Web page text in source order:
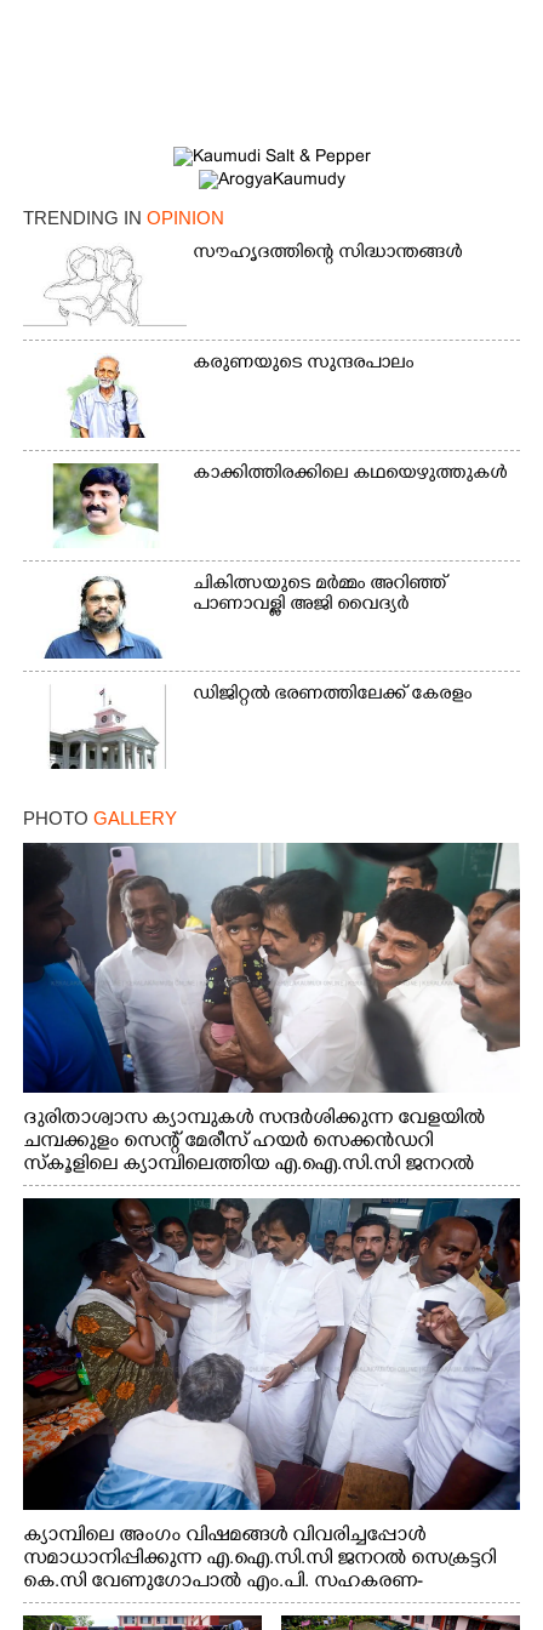
TRENDING IN OPINION
സൗഹൃദത്തിന്റെ സിദ്ധാന്തങ്ങൾ
കരുണയുടെ സുന്ദരപാലം
കാക്കിത്തിരക്കിലെ കഥയെഴുത്തുകൾ
ചികിത്സയുടെ മർമ്മം അറിഞ്ഞ്
പാണാവള്ളി അജി വൈദ്യർ
ഡിജിറ്റൽ ഭരണത്തിലേക്ക് കേരളം
PHOTO GALLERY
ദുരിതാശ്വാസ ക്യാമ്പുകൾ സന്ദർശിക്കുന്ന വേളയിൽ
ചമ്പക്കുളം സെന്റ് മേരീസ് ഹയർ സെക്കൻഡറി
സ്കൂളിലെ ക്യാമ്പിലെത്തിയ എ.ഐ.സി.സി ജനറൽ
സെക്രട്ടറി കെ.സി വേണുഗോപാൽ എം.പി കുരുന്നിനെ
എടുത്ത് ലാളിച്ചപ്പോൾ. സഹകരണ-എക്സൈസ്
വകുപ്പ് മന്ത്രി എം. ലിജു, കൃഷിവകുപ്പ് മന്ത്രി ടി. സിദ്ദിഖ്,
റെജി ചെറിയാൻ എം. എൽ. എ എന്നിവർ സമീപം
ക്യാമ്പിലെ അംഗം വിഷമങ്ങൾ വിവരിച്ചപ്പോൾ
സമാധാനിപ്പിക്കുന്ന എ.ഐ.സി.സി ജനറൽ സെക്രട്ടറി
കെ.സി വേണുഗോപാൽ എം.പി. സഹകരണ-
എക്സൈസ് വകുപ്പ് മന്ത്രി എം. ലിജു, എന്നിവർ